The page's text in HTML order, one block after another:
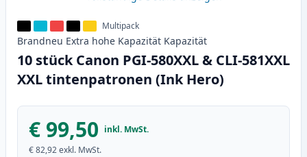
Multipack
Brandneu Extra hohe Kapazität Kapazität
10 stück Canon PGI-580XXL & CLI-581XXL
XXL tintenpatronen (Ink Hero)
€ 99,50 inkl. MwSt.
€ 82,92exkl. MwSt.